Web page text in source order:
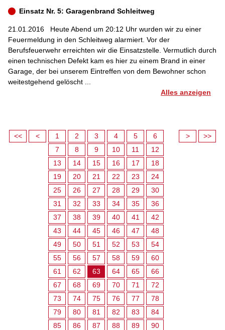
Einsatz Nr. 5: Garagenbrand Schleitweg
21.01.2016 Heute Abend um 20:12 Uhr wurden wir zu einer
Feuermeldung in den Schleitweg alarmiert. Vor der
Berufsfeuerwehr erreichten wir die Einsatzstelle. Vermutlich durch
einen technischen Defekt kam es hier zu einem Brand in einer
Garage, der bei unserem Eintreffen von dem Bewohner schon
weitestgehend gelöscht ...
Alles anzeigen
<< < 1 2 3 4 5
6
7
8 9 10 11
12
13
14 15 16 17
18
19
20 21 22 23
24
25
26 27 28 29
30
31
32 33 34 35
36
37
38 39 40 41
42
43
44 45 46 47
48
49
50 51 52 53
54
55
56 57 58 59
60
61
62 63 64 65
66
67
68 69 70 71
72
73
74 75 76 77
78
79
80 81 82 83
84
85
86 87 88 89 90
> >>